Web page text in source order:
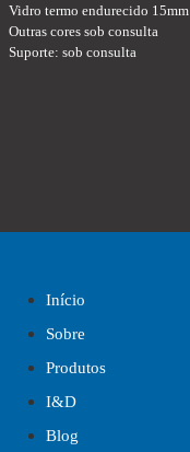
Vidro termo endurecido 15mm
Outras cores sob consulta
Suporte: sob consulta
Início
Sobre
Produtos
I&D
Blog